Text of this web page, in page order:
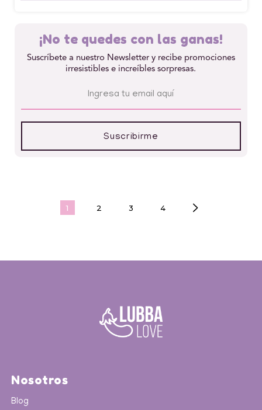
¡No te quedes con las ganas!
Suscríbete a nuestro Newsletter y recibe promociones
irresistibles e increíbles sorpresas.
1 2 3 4
Nosotros
Blog